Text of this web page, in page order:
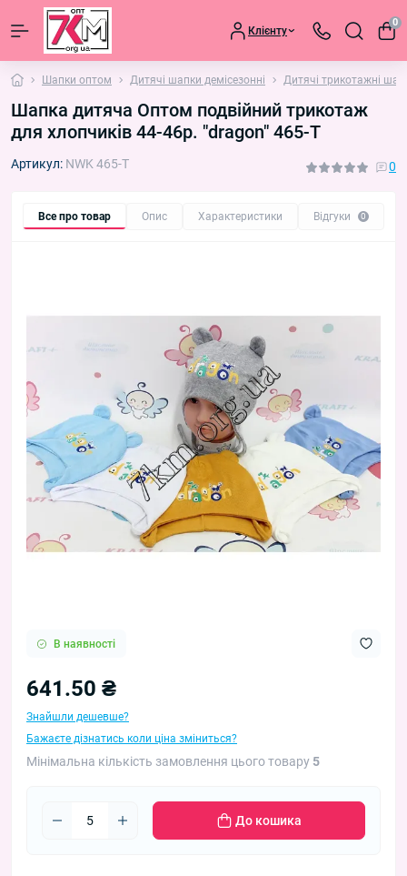
Клієнту
0
Шапки оптом Дитячі шапки демісезонні Дитячі трикотажні
Шапка дитяча Оптом подвійний трикотаж
для хлопчиків 44-46р. "dragon" 465-T
Артикул: NWK 465-T 0
Все про товар Опис Характеристики Відгуки 0
В наявності
641.50 ₴
Знайшли дешевше?
Бажаєте дізнатись коли ціна зміниться?
Мінімальна кількість замовлення цього товару 5
До кошика